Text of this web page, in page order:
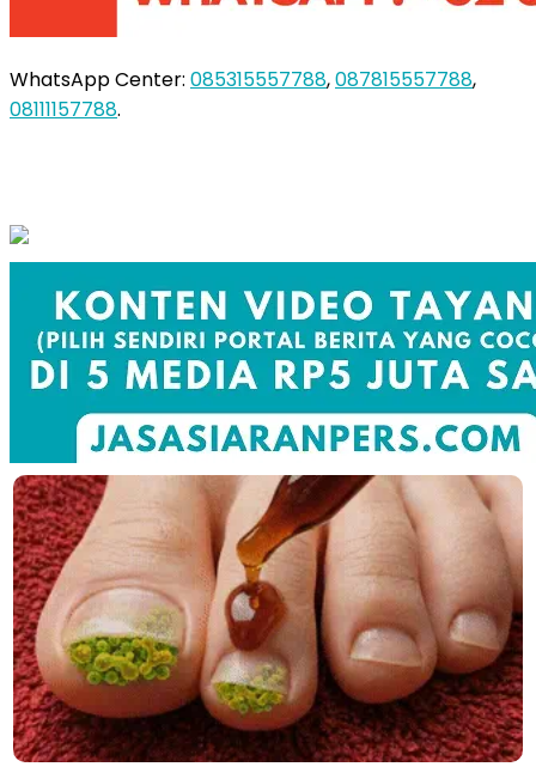
WhatsApp Center: 085315557788,087815557788,
08111157788.